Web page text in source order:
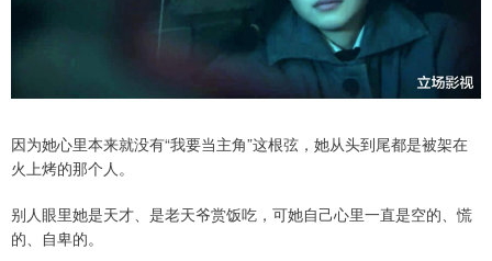
因为她心里本来就没有“我要当主角”这根弦，她从头到尾都是被架在
火上烤的那个人。
别人眼里她是天才、是老天爷赏饭吃，可她自己心里一直是空的、慌
的、自卑的。